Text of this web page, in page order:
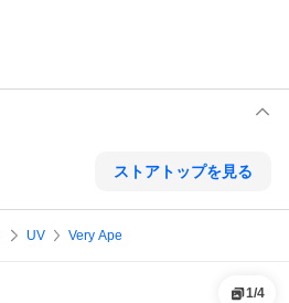
ストアトップを見る
UV Very Ape
1/4